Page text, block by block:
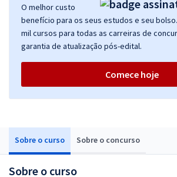
Sobre o curso Sobre o concurso
Sobre o curso
O melhor custo
benefício para os seus estudos e seu
mil cursos para todas as carreiras de
garantia de atualização pós-edital.
Comece hoje